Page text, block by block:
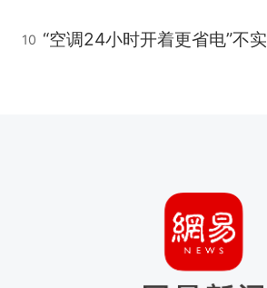
10 “空调24小时开着更省电”不实